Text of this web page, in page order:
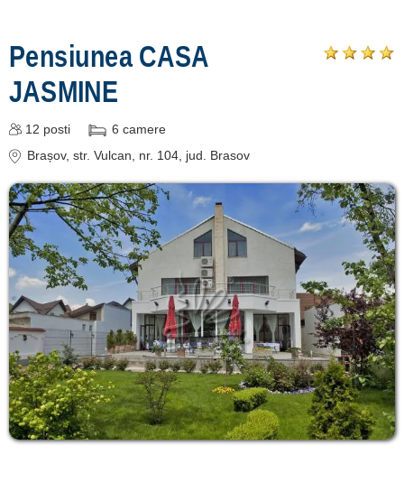
Pensiunea CASA
JASMINE
12 posti 6 camere
Brașov, str. Vulcan, nr. 104, jud. Brasov